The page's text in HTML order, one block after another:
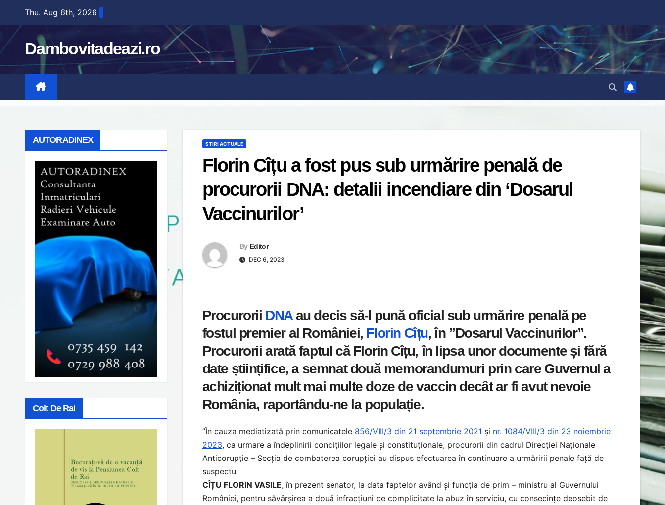
content
Thu. Aug 6th, 2026
Dambovitadeazi.ro
AUTORADINEX
Colt De Rai
STIRI ACTUALE
Florin Cîțu a fost pus sub urmărire penală de
procurorii DNA: detalii incendiare din ‘Dosarul
Vaccinurilor’
By Editor
DEC 6, 2023
Procurorii DNAau decis să-l pună oficial sub urmărire penală pe
fostul premier al României, Florin Cîțu, în ”Dosarul Vaccinurilor”.
Procurorii arată faptul că Florin Cîțu, în lipsa unor documente și fără
date științifice, a semnat două memorandumuri prin care Guvernul a
achiziționat mult mai multe doze de vaccin decât ar fi avut nevoie
România, raportându-ne la populație.
”În cauza mediatizată prin comunicatele 856/VIII/3 din 21 septembrie 2021 și nr. 1084/VIII/3 din 23 noiembrie
2023, ca urmare a îndeplinirii condițiilor legale și constituționale, procurorii din cadrul Direcției Naționale
Anticorupție – Secția de combaterea corupției au dispus efectuarea în continuare a urmăririi penale față de
suspectul
CÎȚU FLORIN VASILE, în prezent senator, la data faptelor având și funcția de prim – ministru al Guvernului
României, pentru săvârșirea a două infracțiuni de complicitate la abuz în serviciu, cu consecințe deosebit de